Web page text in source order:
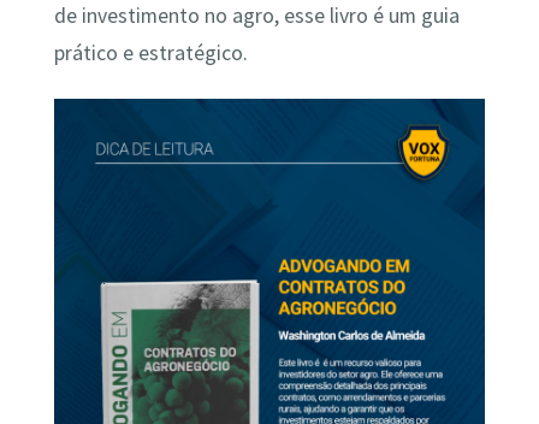
de investimento no agro, esse livro é um guia
prático e estratégico.